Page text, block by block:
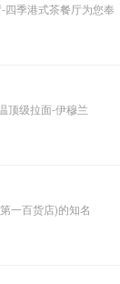
季港式茶餐厅为您奉
顶级拉面-伊穆兰
一百货店)的知名